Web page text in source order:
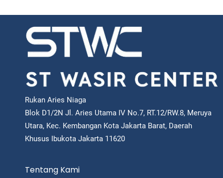
Rukan Aries Niaga
Blok D1/2N Jl. Aries Utama IV No.7, RT.12/RW.8, Meruya
Utara, Kec. Kembangan Kota Jakarta Barat, Daerah
Khusus Ibukota Jakarta 11620
Tentang Kami